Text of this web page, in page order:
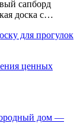
сапборд
доска с…
для прогулок
ценных
дом —